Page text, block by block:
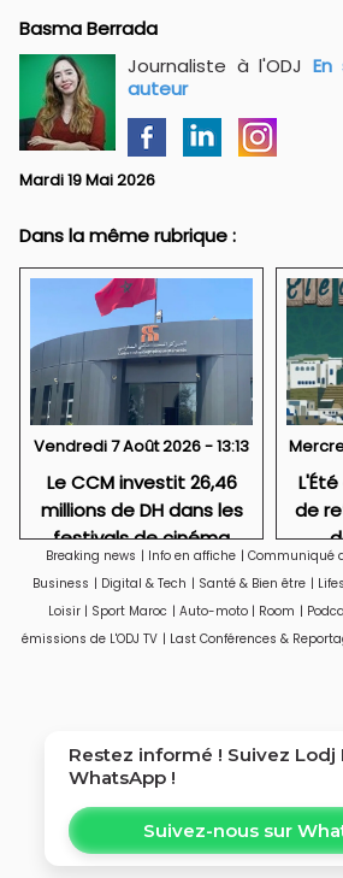
Basma Berrada
Journaliste à l'ODJ
auteur
Mardi 19 Mai 2026
Dans la même rubrique :
Vendredi 7 Août 2026 - 13:13
Le CCM investit 26,46
millions de DH dans les
festivals de cinéma
marocains
de
Breaking news | Info en affiche | Communiqué
Business | Digital & Tech | Santé & Bien être |
Loisir | Sport Maroc | Auto-moto | Room |
émissions de L'ODJ TV | Last Conférences &
Restez informé ! Suivez Lodj
WhatsApp !
Suivez-nous sur